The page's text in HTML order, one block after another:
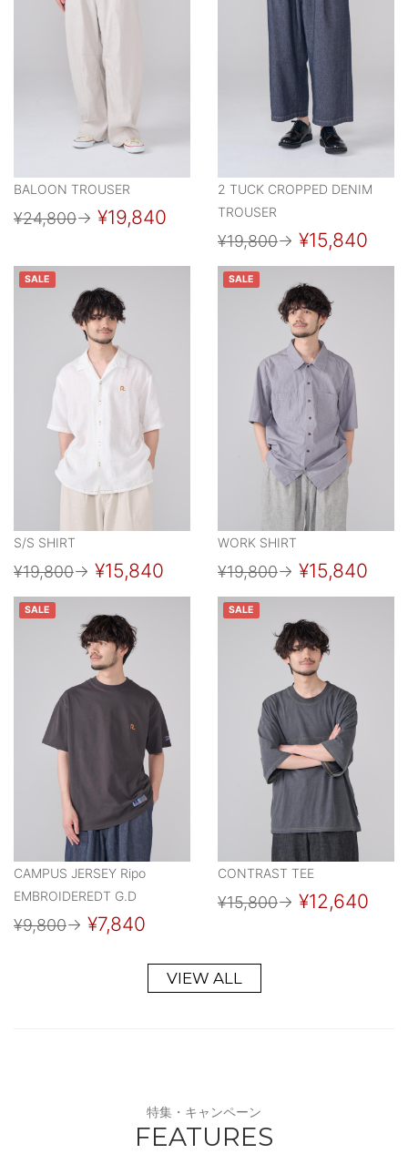
BALOON TROUSER
¥24,800→ ¥19,840
2 TUCK CROPPED DENIM
TROUSER
¥19,800→ ¥15,840
SALE
S/S SHIRT
¥19,800→ ¥15,840
SALE
WORK SHIRT
¥19,800→ ¥15,840
SALE
CAMPUS JERSEY Ripo
EMBROIDEREDT G.D
¥9,800→ ¥7,840
SALE
CONTRAST TEE
¥15,800→ ¥12,640
VIEW ALL
特集・キャンペーン
FEATURES